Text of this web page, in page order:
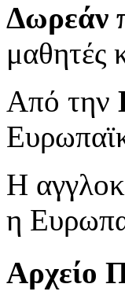
Δωρεάν
μαθητές
Από την
Η
η
Αρχείο